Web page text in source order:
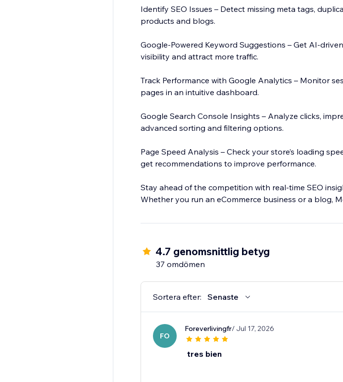
Identify SEO Issues – Detect missing meta tags,
products and blogs.
Google-Powered Keyword Suggestions – Get AI-
visibility and attract more traffic.
Track Performance with Google Analytics – Monitor
pages in an intuitive dashboard.
Google Search Console Insights – Analyze clicks,
advanced sorting and filtering options.
Page Speed Analysis – Check your store’s loading
get recommendations to improve performance.
Stay ahead of the competition with real-time SEO
Whether you run an eCommerce business or a blog,
4.7 genomsnittlig betyg
37 omdömen
Sortera efter: Senaste
FO
Foreverlivingfr/ Jul 17, 2026
tres bien